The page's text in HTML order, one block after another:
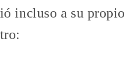
incluso a su propio